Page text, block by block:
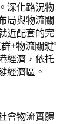
深化路況物
局與物流關
近配套的完
+物流關鍵”
經濟，依托
經濟區。
會物流實體